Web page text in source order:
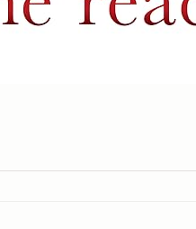
2021/05/26じんぶん堂に訳
産経新聞で紹